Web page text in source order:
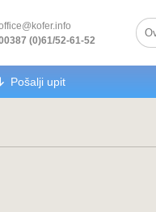
(0)61/52-61-52
Pošalji upit